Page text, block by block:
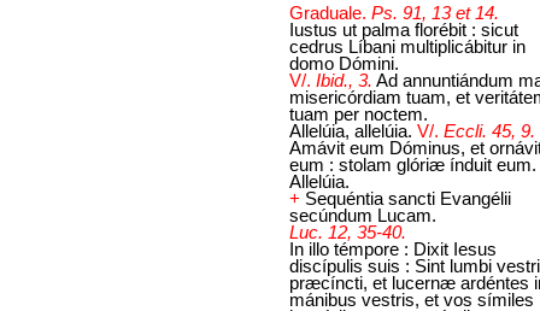
Graduale. Ps. 91, 13 et 14.
Iustus ut palma florébit : sicut
cedrus Líbani multiplicábitur in
domo Dómini.
V/. Ibid., 3. Ad annuntiándum
misericórdiam tuam, et
tuam per noctem.
Allelúia, allelúia. V/. Eccli. 45, 9.
Amávit eum Dóminus, et
eum : stolam glóriæ índuit eum.
Allelúia.
+ Sequéntia sancti Evangélii
secúndum Lucam.
Luc. 12, 35-40.
In illo témpore : Dixit Iesus
discípulis suis : Sint lumbi vestri
præcíncti, et lucernæ ardéntes
mánibus vestris, et vos símiles